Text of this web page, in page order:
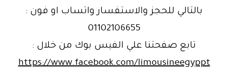
بالتالي للحجز والاستفسار واتساب او فون :
01102106655
تابع صفحتنا علي الفيس بوك من خلال :
https://www.facebook.com/limousineegyppt